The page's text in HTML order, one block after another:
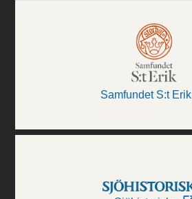
Samfundet S:t Erik